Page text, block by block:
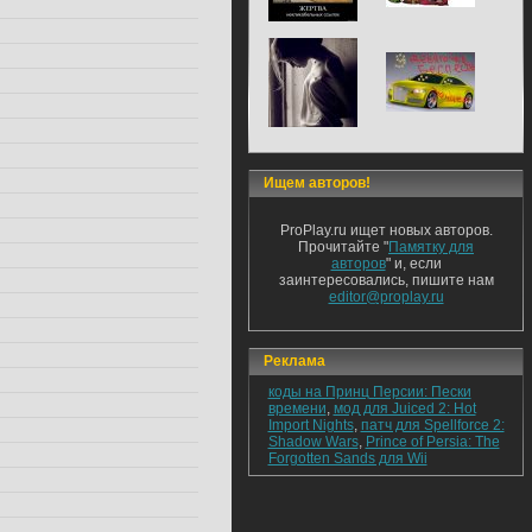
Ищем авторов!
ProPlay.ru ищет новых авторов.
Прочитайте "Памятку для
авторов" и, если
заинтересовались, пишите нам
editor@proplay.ru
Реклама
коды на Принц Персии: Пески
времени, мод для Juiced 2: Hot
Import Nights, патч для Spellforce 2:
Shadow Wars, Prince of Persia: The
Forgotten Sands для Wii